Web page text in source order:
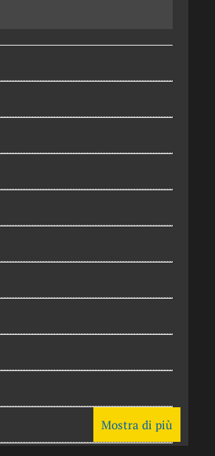
Mostra di più